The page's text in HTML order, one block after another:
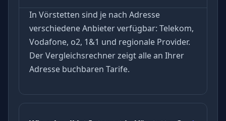
In Vörstetten sind je nach Adresse
verschiedene Anbieter verfügbar: Telekom,
Vodafone, o2, 1&1 und regionale Provider.
Der Vergleichsrechner zeigt alle an Ihrer
Adresse buchbaren Tarife.